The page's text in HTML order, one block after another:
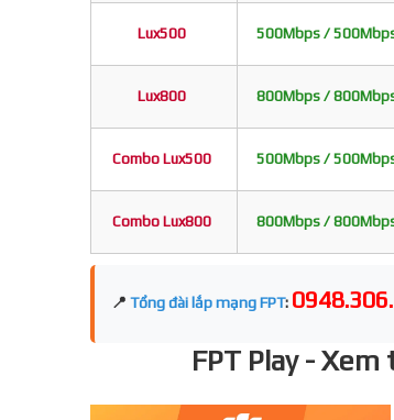
Lux500 500Mbps /
Lux800 800Mbps /
Combo Lux500 500Mbps /
Combo Lux800 800Mbps /
📍 Tổng đài lắp mạng FPT:
FPT Play -